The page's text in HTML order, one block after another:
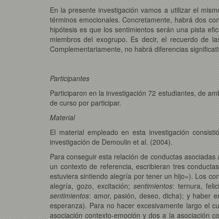
En la presente investigación vamos a utilizar el
términos emocionales. Concretamente, habrá dos
hipótesis es que los sentimientos serán una pista
miembros del exogrupo. Es decir, el recuerdo de
Complementariamente, no habrá diferencias
Participantes
Participaron en la investigación 72 estudiantes, de
de curso por participar.
Material
El material empleado en esta investigación
investigación de Demoulin et al. (2004).
Para conseguir esta relación de conductas
un contexto de referencia, escribieran tres
estuviera sintiendo alegría por tener un hijo»). Los
alegría, gozo, excitación; sentimientos: ternura,
sentimientos: amor, pasión, deseo, dicha); y haber
esperanza). Para no hacer excesivamente largo el
asociación contexto-emoción y dos a la asociación